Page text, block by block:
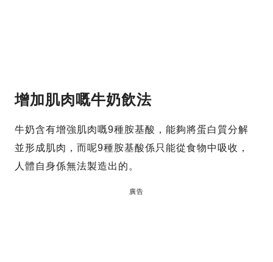
增加肌肉嘅牛奶飲法
牛奶含有增強肌肉嘅9種胺基酸，能夠將蛋白質分解
並形成肌肉，而呢9種胺基酸係只能從食物中吸收，
人體自身係無法製造出的。
廣告